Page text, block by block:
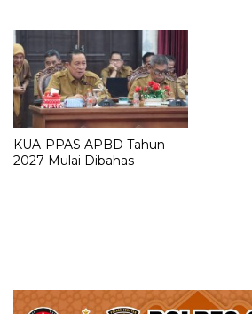
KUA-PPAS APBD Tahun
2027 Mulai Dibahas